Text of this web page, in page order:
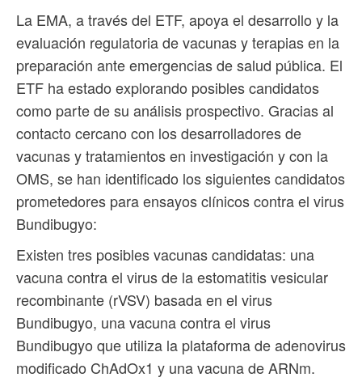
La EMA, a través del ETF, apoya el desarrollo y la
evaluación regulatoria de vacunas y terapias en la
preparación ante emergencias de salud pública. El
ETF ha estado explorando posibles candidatos
como parte de su análisis prospectivo. Gracias al
contacto cercano con los desarrolladores de
vacunas y tratamientos en investigación y con la
OMS, se han identificado los siguientes candidatos
prometedores para ensayos clínicos contra el virus
Bundibugyo:
Existen tres posibles vacunas candidatas: una
vacuna contra el virus de la estomatitis vesicular
recombinante (rVSV) basada en el virus
Bundibugyo, una vacuna contra el virus
Bundibugyo que utiliza la plataforma de adenovirus
modificado ChAdOx1 y una vacuna de ARNm.